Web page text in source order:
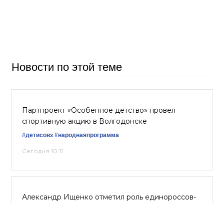
Новости по этой теме
Партпроект «Особенное детство» провел
спортивную акцию в Волгодонске
#детисовз #народнаяпрограмма
Сегодня 10:11
Александр Ищенко отметил роль единороссов-